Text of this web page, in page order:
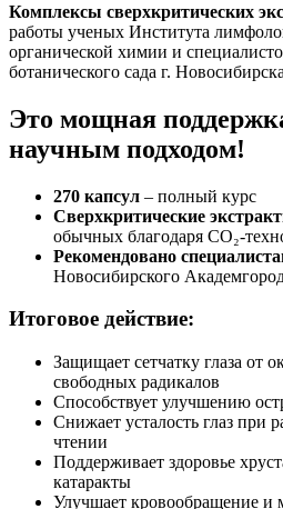
Комплексы сверхкритических
работы ученых Института
органической химии и
ботанического сада г.
Это мощная
научным подходом!
270 капсул – полный курс
Сверхкритические
обычных благодаря CO₂-
Рекомендовано
Новосибирского
Итоговое действие:
Защищает сетчатку глаза от
свободных радикалов
Способствует улучшению
Снижает усталость глаз при
чтении
Поддерживает здоровье
катаракты
Улучшает кровообращение и